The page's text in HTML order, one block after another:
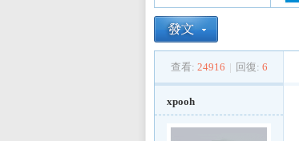
PA» › ›
查看: 24916 | 回復: 6
xpooh